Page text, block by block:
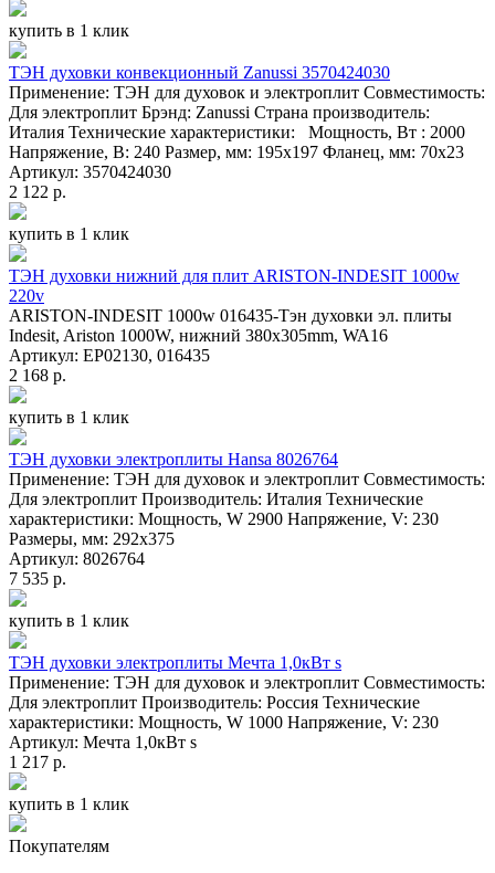
купить в 1 клик
ТЭН духовки конвекционный Zanussi 3570424030
Применение: ТЭН для духовок и электроплит Совместимость:
Для электроплит Брэнд: Zanussi Страна производитель:
Италия Технические характеристики: Мощность, Вт : 2000
Напряжение, В: 240 Размер, мм: 195х197 Фланец, мм: 70х23
Артикул: 3570424030
2 122 р.
купить в 1 клик
ТЭН духовки нижний для плит ARISTON-INDESIT 1000w
220v
ARISTON-INDESIT 1000w 016435-Тэн духовки эл. плиты
Indesit, Ariston 1000W, нижний 380x305mm, WA16
Артикул: EP02130, 016435
2 168 р.
купить в 1 клик
ТЭН духовки электроплиты Hansa 8026764
Применение: ТЭН для духовок и электроплит Совместимость:
Для электроплит Производитель: Италия Технические
характеристики: Мощность, W 2900 Напряжение, V: 230
Размеры, мм: 292х375
Артикул: 8026764
7 535 р.
купить в 1 клик
ТЭН духовки электроплиты Мечта 1,0кВт s
Применение: ТЭН для духовок и электроплит Совместимость:
Для электроплит Производитель: Россия Технические
характеристики: Мощность, W 1000 Напряжение, V: 230
Артикул: Мечта 1,0кВт s
1 217 р.
купить в 1 клик
Покупателям